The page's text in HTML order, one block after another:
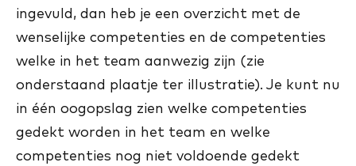
ingevuld, dan heb je een overzicht met de
wenselijke competenties en de competenties
welke in het team aanwezig zijn (zie
onderstaand plaatje ter illustratie). Je kunt nu
in één oogopslag zien welke competenties
gedekt worden in het team en welke
competenties nog niet voldoende gedekt